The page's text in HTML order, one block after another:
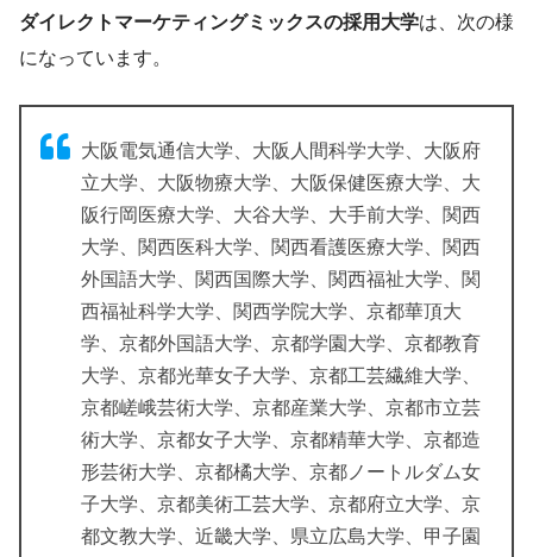
ダイレクトマーケティングミックスの採用大学は、次の様
になっています。
大阪電気通信大学、大阪人間科学大学、大阪府
立大学、大阪物療大学、大阪保健医療大学、大
阪行岡医療大学、大谷大学、大手前大学、関西
大学、関西医科大学、関西看護医療大学、関西
外国語大学、関西国際大学、関西福祉大学、関
西福祉科学大学、関西学院大学、京都華頂大
学、京都外国語大学、京都学園大学、京都教育
大学、京都光華女子大学、京都工芸繊維大学、
京都嵯峨芸術大学、京都産業大学、京都市立芸
術大学、京都女子大学、京都精華大学、京都造
形芸術大学、京都橘大学、京都ノートルダム女
子大学、京都美術工芸大学、京都府立大学、京
都文教大学、近畿大学、県立広島大学、甲子園